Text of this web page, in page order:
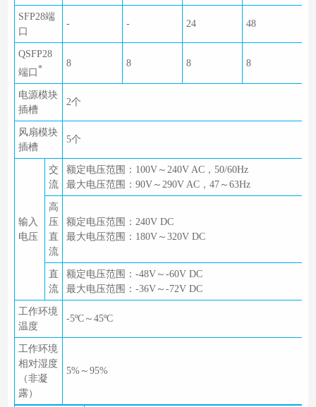
SFP28端
口
- - 24 48
QSFP28
端口*
8 8 8 8
电源模块
插槽
2个
风扇模块
插槽
5个
输入
电压
交
流
额定电压范围：100V～240V AC，50/60Hz
最大电压范围：90V～290V AC，47～63Hz
高
压
直
流
额定电压范围：240V DC
最大电压范围：180V～320V DC
直
流
额定电压范围：-48V～-60V DC
最大电压范围：-36V～-72V DC
工作环境
温度
-5ºC～45ºC
工作环境
相对湿度
（非凝
露）
5%～95%